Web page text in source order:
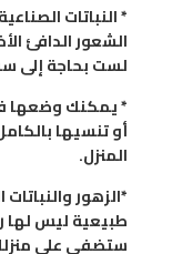
* النباتات
الشعور الدافئ
لست بحاجة إلى
* يمكنك وضعها
أو تنسيها
المنزل.
*الزهور
طبيعية ليس لها
ستضفي على